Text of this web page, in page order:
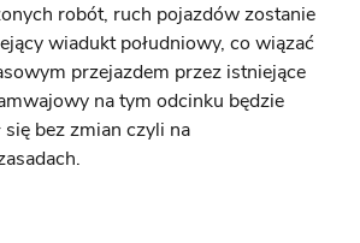
robót, ruch pojazdów zostanie
wiadukt południowy, co wiązać
przejazdem przez istniejące
na tym odcinku będzie
bez zmian czyli na